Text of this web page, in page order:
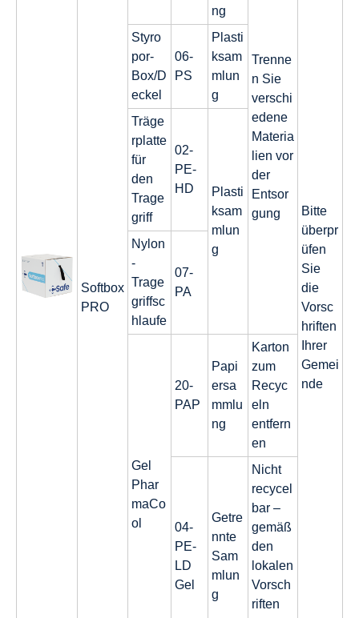
Softbox
PRO
ng
Trenne
n Sie
verschi
edene
Materia
lien vor
der
Entsor
gung
Bitte
überpr
üfen
Sie
die
Vorsc
hriften
Ihrer
Gemei
nde
Styro
por-
Box/D
eckel
06-
PS
Plasti
ksam
mlun
g
Träge
rplatte
für
den
Trage
griff
02-
PE-
HD
Plasti
ksam
mlun
g
Nylon
-
Trage
griffsc
hlaufe
07-
PA
Gel
Phar
maCo
ol
20-
PAP
Papi
ersa
mmlu
ng
Karton
zum
Recyc
eln
entfern
en
04-
PE-
LD
Gel
Getre
nnte
Sam
mlun
g
Nicht
recycel
bar –
gemäß
den
lokalen
Vorsch
riften